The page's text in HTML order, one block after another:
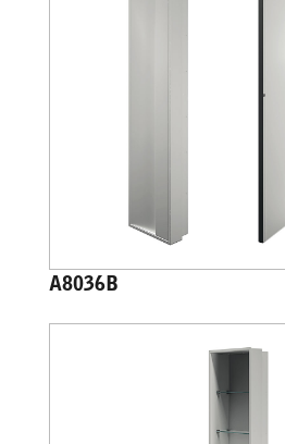
A8036B